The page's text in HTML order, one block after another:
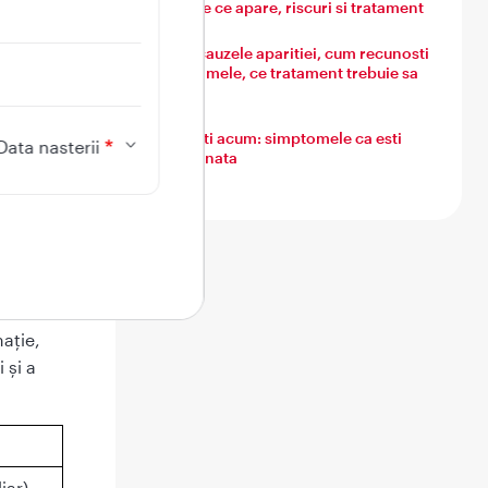
și
și a
nasterii
este, de ce apare, riscuri si tratament
Guta: cauzele aparitiei, cum recunosti
simptomele, ce tratament trebuie sa
Ce simti acum: simptomele ca esti
insarcinata